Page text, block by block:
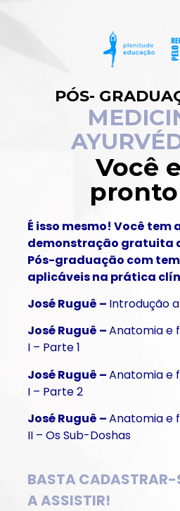
PÓS-
Você
É isso mesmo! Você tem
demonstração gratuita
Pós-graduação com
aplicáveis na prática
José Ruguê – Introdução
José Ruguê –Anatomia e
I – Parte 1
José Ruguê –Anatomia e
I – Parte 2
José Ruguê –Anatomia e
II – Os Sub-Doshas
BASTA CADASTRAR-
A ASSISTIR!